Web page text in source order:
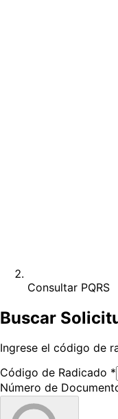
Consultar PQRS
Buscar
Ingrese el código de
Código de Radicado *
Número de